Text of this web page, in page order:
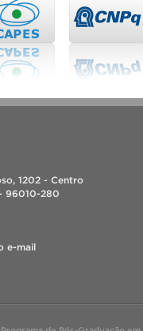
1202 - Centro
96010-280
e-mail